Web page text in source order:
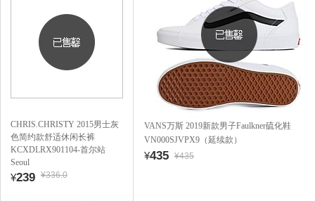
CHRIS.CHRISTY 2015男士灰
色简约款舒适休闲长裤
KCXDLRX901104-首尔站
Seoul
¥239 ¥336.0
VANS万斯 2019新款男子Faulkner硫化鞋
VN000SJVPX9（延续款）
¥435 ¥435